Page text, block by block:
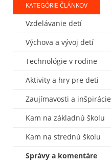
KATEGÓRIE ČLÁNKOV
Vzdelávanie detí
Výchova a vývoj detí
Technológie v rodine
Aktivity a hry pre deti
Zaujímavosti a inšpirácie
Kam na základnú školu
Kam na strednú školu
Správy a komentáre